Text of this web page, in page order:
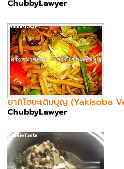
ChubbyLawyer
ยากิโซบะเติมบุญ (Yakisoba
ChubbyLawyer